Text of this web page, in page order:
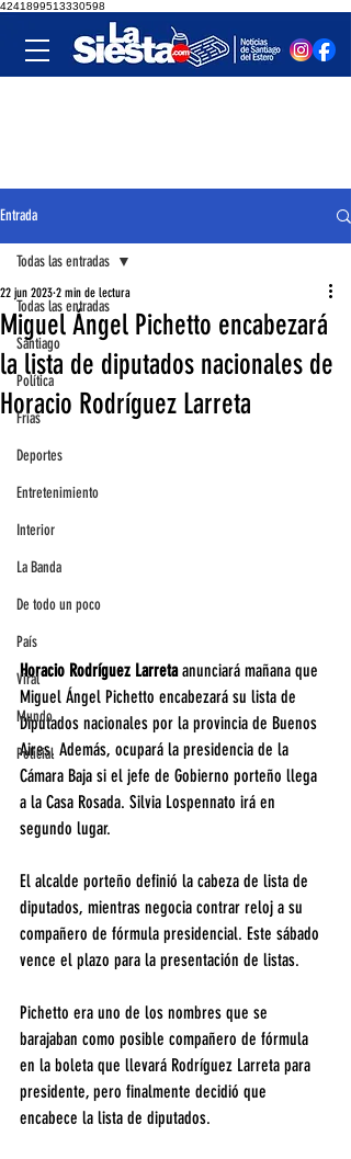
4241899513330598
Entrada
Todas las entradas
Santiago
Política
Frías
Deportes
Entretenimiento
Interior
La Banda
De todo un poco
País
Viral
Mundo
Policial
Todas las entradas
Miguel Ángel Pichetto encabezará
la lista de diputados nacionales de
Horacio Rodríguez Larreta
22 jun 2023 2 min de lectura
Horacio Rodríguez Larreta anunciará mañana que
Miguel Ángel Pichetto encabezará su lista de
Diputados nacionales por la provincia de Buenos
Aires. Además, ocupará la presidencia de la
Cámara Baja si el jefe de Gobierno porteño llega
a la Casa Rosada. Silvia Lospennato irá en
segundo lugar.
El alcalde porteño definió la cabeza de lista de
diputados, mientras negocia contrar reloj a su
compañero de fórmula presidencial. Este sábado
vence el plazo para la presentación de listas.
Pichetto era uno de los nombres que se
barajaban como posible compañero de fórmula
en la boleta que llevará Rodríguez Larreta para
presidente, pero finalmente decidió que
encabece la lista de diputados.